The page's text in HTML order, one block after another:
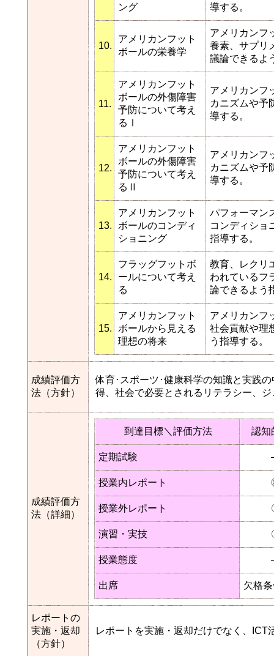
ング
導する。
10.
アメリカンフット
ボールの栄養学
アメリカンフ
養素、サプリ
議論できるよ
11.
アメリカンフット
ボールの外傷障害
予防について考え
るⅠ
アメリカンフ
カニズムや予
導する。
12.
アメリカンフット
ボールの外傷障害
予防について考え
るⅡ
アメリカンフ
カニズムや予
導する。
13.
アメリカンフット
ボールのコンディ
ショニング
パフォーマン
コンディショ
指導する。
14.
フラッグフットボ
ールについて考え
る
教育、レクリ
われているフ
論できるよう
15.
アメリカンフット
ボールから見える
理想の将来
アメリカンフ
社会貢献や理
う指導する。
成績評価方
法（方針）
体育･スポーツ･健康科学の知識と実践
得、社会で必要とされるリテラシー、
成績評価方
法（詳細）
到達目標＼評価方法 認知
定期試験
授業内レポート
授業外レポート
演習・実技
授業態度
出席 欠格
レポートの
実施・返却
（方針）
レポートを実施・返却だけでなく、